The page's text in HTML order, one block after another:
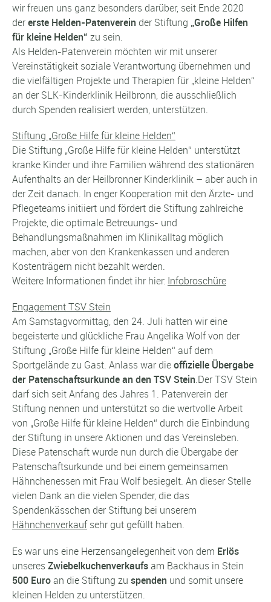
wir freuen uns ganz besonders darüber, seit Ende 2020
dererste Helden-Patenverein der Stiftung „Große Hilfen
für kleine Helden“ zu sein.
Als Helden-Patenverein möchten wir mit unserer
Vereinstätigkeit soziale Verantwortung übernehmen und
die vielfältigen Projekte und Therapien für „kleine Helden“
an der SLK-Kinderklinik Heilbronn, die ausschließlich
durch Spenden realisiert werden, unterstützen.
Stiftung „Große Hilfe für kleine Helden“
Die Stiftung „Große Hilfe für kleine Helden“ unterstützt
kranke Kinder und ihre Familien während des stationären
Aufenthalts an der Heilbronner Kinderklinik – aber auch in
der Zeit danach. In enger Kooperation mit den Ärzte- und
Pflegeteams initiiert und fördert die Stiftung zahlreiche
Projekte, die optimale Betreuungs- und
Behandlungsmaßnahmen im Klinikalltag möglich
machen, aber von den Krankenkassen und anderen
Kostenträgern nicht bezahlt werden.
Weitere Informationen findet ihr hier: Infobroschüre
Engagement TSV Stein
Am Samstagvormittag, den 24. Juli hatten wir eine
begeisterte und glückliche Frau Angelika Wolf von der
Stiftung „Große Hilfe für kleine Helden“ auf dem
Sportgelände zu Gast. Anlass war dieoffizielle Übergabe
der Patenschaftsurkunde an den TSV Stein.Der TSV Stein
darf sich seit Anfang des Jahres 1. Patenverein der
Stiftung nennen und unterstützt so die wertvolle Arbeit
von „Große Hilfe für kleine Helden“ durch die Einbindung
der Stiftung in unsere Aktionen und das Vereinsleben.
Diese Patenschaft wurde nun durch die Übergabe der
Patenschaftsurkunde und bei einem gemeinsamen
Hähnchenessen mit Frau Wolf besiegelt. An dieser Stelle
vielen Dank an die vielen Spender, die das
Spendenkässchen der Stiftung bei unserem
Hähnchenverkaufsehr gut gefüllt haben.
Es war uns eine Herzensangelegenheit von dem Erlös
unseresZwiebelkuchenverkaufsam Backhaus in Stein
500 Euroan die Stiftung zu spenden und somit unsere
kleinen Helden zu unterstützen.